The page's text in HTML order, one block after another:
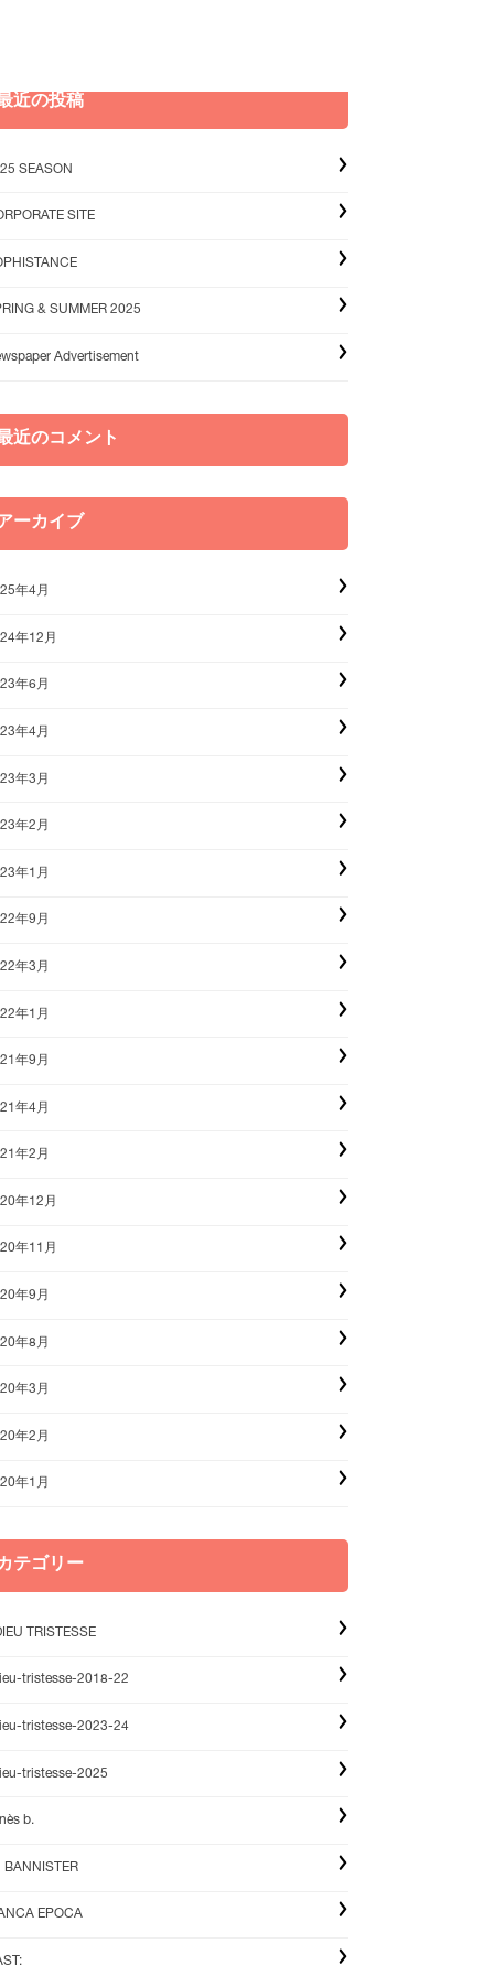
近の投稿
SEASON
SITE
& SUMMER 2025
Advertisement
近のコメント
ーカイブ
年4月
年12月
年6月
年4月
年3月
年2月
年1月
年9月
年3月
年1月
年9月
年4月
年2月
年12月
年11月
年9月
年8月
年3月
年2月
年1月
テゴリー
TRISTESSE
tristesse-2018-22
tristesse-2023-24
tristesse-2025
b.
BANNISTER
EPOCA